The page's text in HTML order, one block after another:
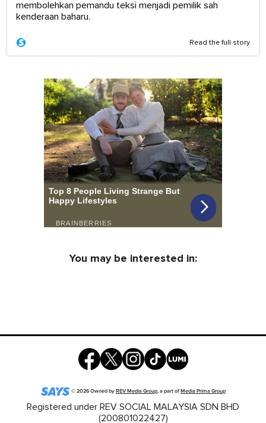
membolehkan pemandu teksi menjadi pemilik sah
kenderaan baharu.
Read the full story
You may be interested in:
©2026Owned byREV Media Group, a part ofMedia Prima Group
Registered under REV SOCIAL MALAYSIA SDN BHD
(200801022427)